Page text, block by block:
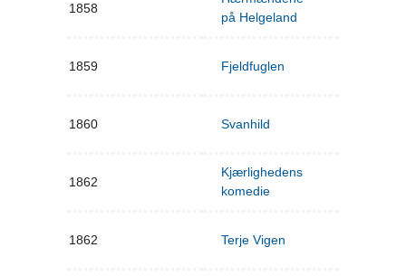
1858
på Helgeland
1859 Fjeldfuglen
1860 Svanhild
1862
Kjærlighedens
komedie
1862 Terje Vigen